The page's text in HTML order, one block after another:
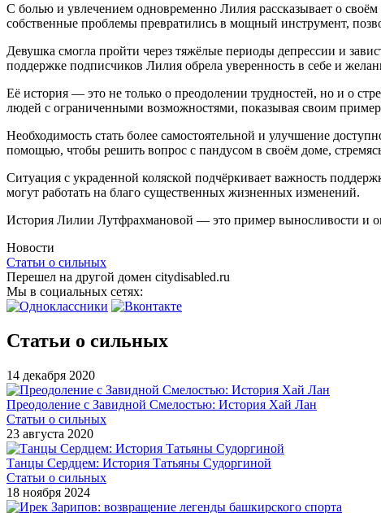
С болью и увлечением одновременно Лилия рассказывает о
собственные проблемы превратились в мощный инструмент,
Девушка смогла пройти через тяжёлые периоды депрессии и
поддержке подписчиков Лилия обрела уверенность в себе и
Её история — это не только о преодолении трудностей, но и о
людей с ограниченными возможностями, показывая своим
Необходимость стать более самостоятельной и улучшение
помощью, чтобы решить вопрос с пандусом в своём доме,
Ситуация с украденной коляской подчёркивает важность
могут работать на благо существенных жизненных изменений.
История Лилии Лутфрахмановой — это пример выносливости и
Новости
Статьи о сильных
Перешел на другой домен citydisabled.ru
Мы в социальных сетях:
Статьи о сильных
14 декабря 2020
Преодоление с Завидной Смелостью: История Хай Лан
Статьи о сильных
23 августа 2020
Танцы Сердцем: История Татьяны Судоргиной
Статьи о сильных
18 ноября 2024